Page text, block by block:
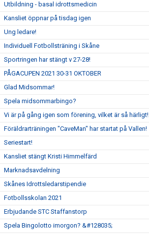
Utbildning - basal idrottsmedicin
Kansliet öppnar på tisdag igen
Ung ledare!
Individuell Fotbollsträning i Skåne
Sportringen har stängt v 27-28!
PÅGACUPEN 2021 30-31 OKTOBER
Glad Midsommar!
Spela midsommarbingo?
Vi är på gång igen som förening, vilket är så härligt!
Föräldrarträningen "CaveMan" har startat på Vallen!
Seriestart!
Kansliet stängt Kristi Himmelfärd
Marknadsavdelning
Skånes Idrottsledarstipendie
Fotbollsskolan 2021
Erbjudande STC Staffanstorp
Spela Bingolotto imorgon? &#128035;